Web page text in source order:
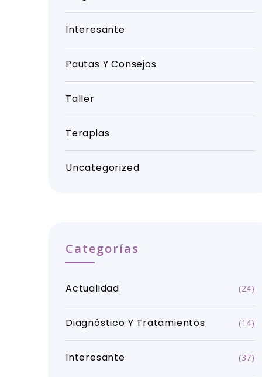
Interesante
Pautas Y Consejos
Taller
Terapias
Uncategorized
Categorías
Actualidad (24)
Diagnóstico Y Tratamientos (14)
Interesante (37)